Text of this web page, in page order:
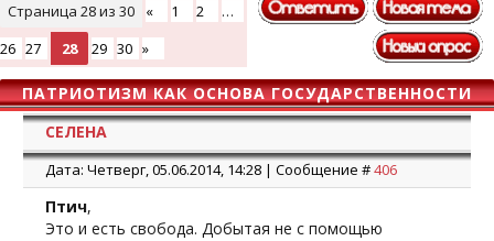
Страница 28из 30 « 1 2
…
26 27 28 29 30 »
ПАТРИОТИЗМ КАК ОСНОВА ГОСУДАРСТВЕННОСТИ
СЕЛЕНА
Дата: Четверг, 05.06.2014, 14:28 | Сообщение #406
Птич,
Это и есть свобода. Добытая не с помощью